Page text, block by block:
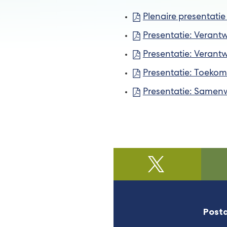
Plenaire presentatie
Presentatie:
Presentatie:
Presentatie:
Presentatie:
@regiofoodvalley
(Verwijst